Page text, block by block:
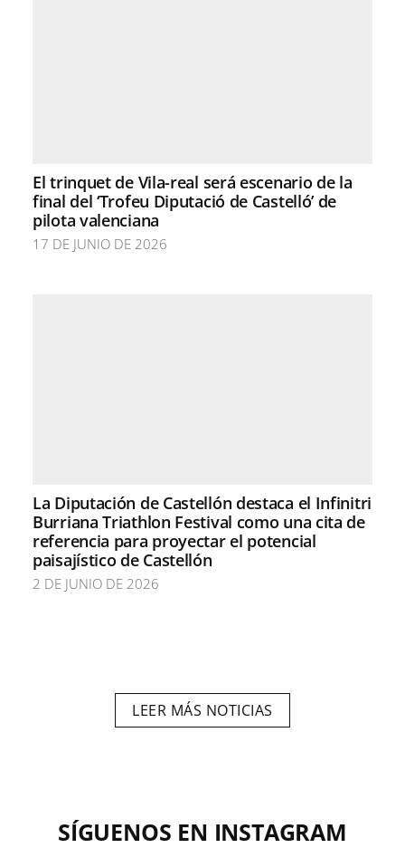
El trinquet de Vila-real será escenario de la
final del ‘Trofeu Diputació de Castelló’ de
pilota valenciana
17 DE JUNIO DE 2026
La Diputación de Castellón destaca el Infinitri
Burriana Triathlon Festival como una cita de
referencia para proyectar el potencial
paisajístico de Castellón
2 DE JUNIO DE 2026
LEER MÁS NOTICIAS
SÍGUENOS EN INSTAGRAM